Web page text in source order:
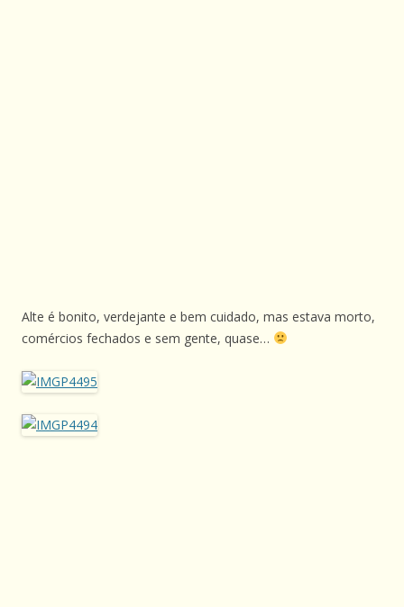
Alte é bonito, verdejante e bem cuidado, mas estava morto,
comércios fechados e sem gente, quase…